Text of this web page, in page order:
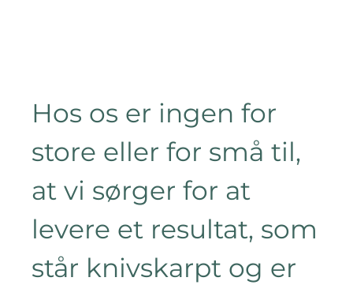
Hos os er ingen for
store eller for små til,
at vi sørger for at
levere et resultat, som
står knivskarpt og er